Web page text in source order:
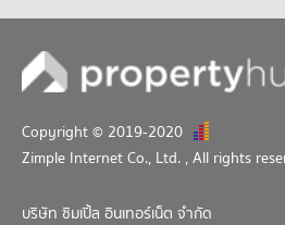
Copyright © 2019-2020
Zimple Internet Co., Ltd. , All rights
บริษัท ซิมเปิ้ล อินเทอร์เน็ต จำกัด